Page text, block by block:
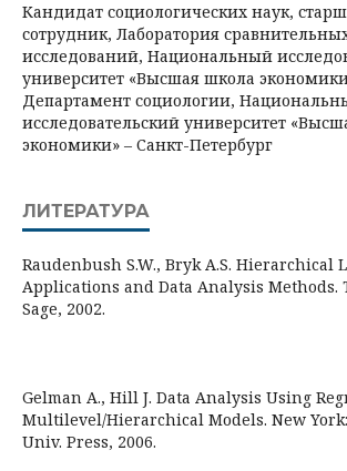
Кандидат социологических наук,
сотрудник, Лаборатория
исследований, Национальный
университет «Высшая школа
Департамент социологии,
исследовательский университет
экономики» – Санкт-Петербург
ЛИТЕРАТУРА
Raudenbush S.W., Bryk A.S. Hierarchical
Applications and Data Analysis Methods.
Sage, 2002.
Gelman A., Hill J. Data Analysis Using
Multilevel/Hierarchical Models. New
Univ. Press, 2006.